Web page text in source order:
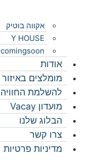
אקווה בוטיק
Y HOUSE
comingsoon
אודות
מומלצים באיזור
להשלמת החוויה
מועדון Vacay
הבלוג שלנו
צרו קשר
מדיניות פרטיות